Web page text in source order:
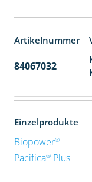
Artikelnummer
84067032
Einzelprodukte
Biopower®
Pacifica®Plus